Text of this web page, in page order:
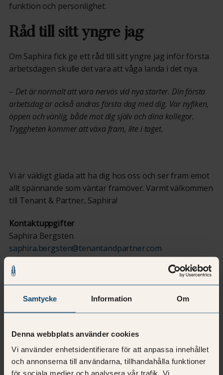
Samtycke Information Om
Denna webbplats använder cookies
Vi använder enhetsidentifierare för att anpassa innehållet
och annonserna till användarna, tillhandahålla funktioner
för sociala medier och analysera vår trafik. Vi
funktion och personlighet.
Råd till sitt yngre jag
Om Saphira fick ge ett råd till sitt yngre jag inför första
arbetsdagen skulle det vara att våga landa i det nya.
– Det är normalt att vara nervös vid nya starter. Din första
arbetsdag är också andras första dag med dig. Var nyfiken,
öppen och vänlig, både mot dig själv och dina kollegor.
Tryggheten kommer att växa fram, lite i taget.
Vi är väldigt glada att ha dig hos oss och ser fram emot
allt spännande som väntar framöver. Varmt välkommen
till Tenant & Partner, Saphira!
Kontaktuppgifter
Saphira Bergsten
saphira.bergsten@tenantandpartner.com
072‑161 13 91
Dela med andra